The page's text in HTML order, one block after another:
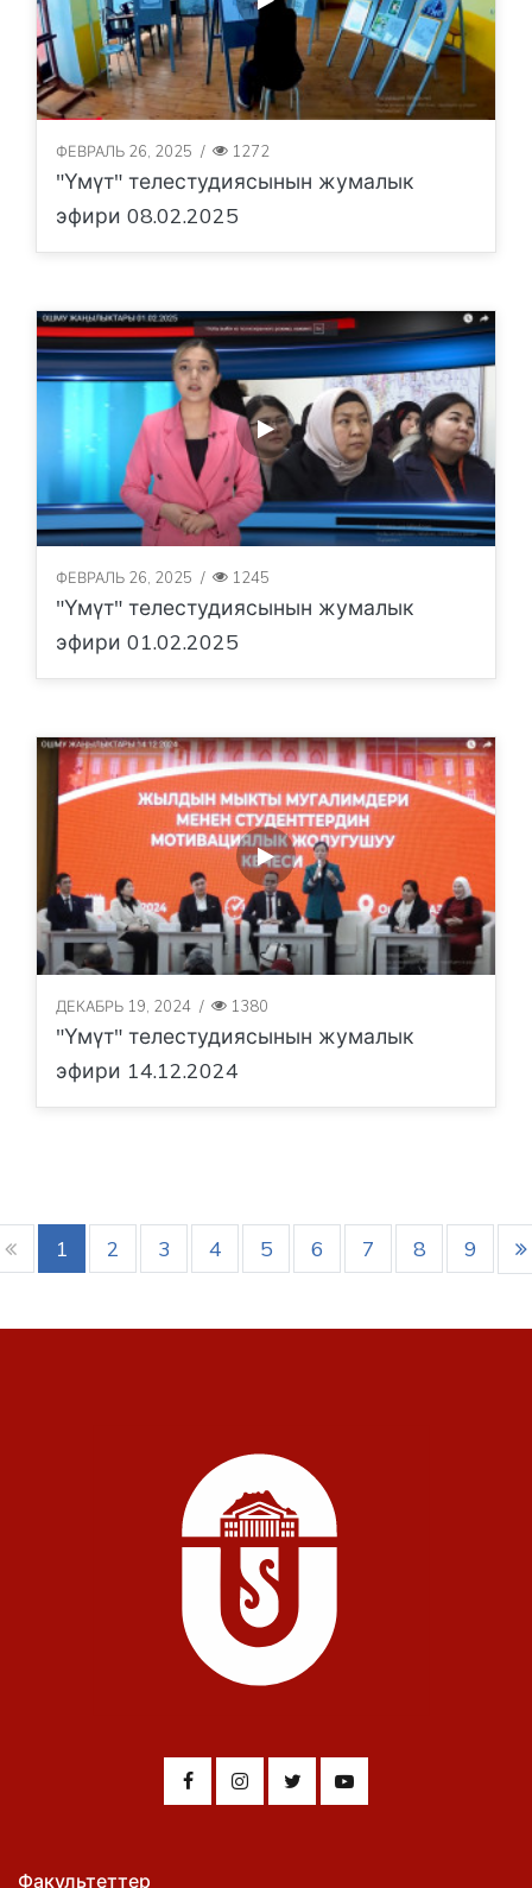
ФЕВРАЛЬ 26, 2025 / 1272
"Үмүт" телестудиясынын жумалык
эфири 08.02.2025
ФЕВРАЛЬ 26, 2025 / 1245
"Үмүт" телестудиясынын жумалык
эфири 01.02.2025
ДЕКАБРЬ 19, 2024 / 1380
"Үмүт" телестудиясынын жумалык
эфири 14.12.2024
1 2 3 4 5 6 7 8 9
Факультеттер